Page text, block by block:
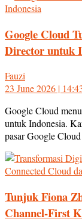
Google Cloud
Director untuk
Fauzi
23 June 2026 |
Google Cloud
untuk Indonesia.
pasar Google
Tunjuk Fiona
Channel-First